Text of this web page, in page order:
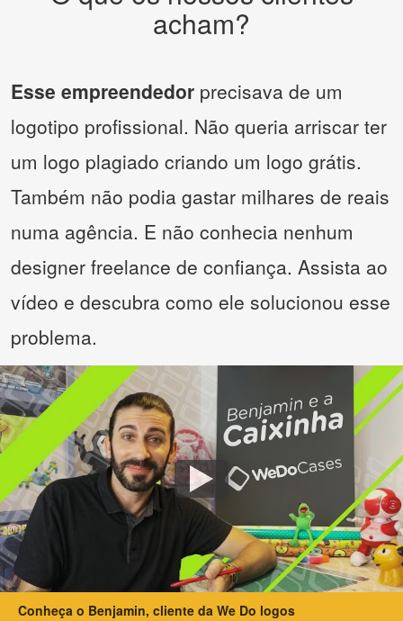
acham?
Esse empreendedor precisava de um
logotipo profissional. Não queria arriscar ter
um logo plagiado criando um logo grátis.
Também não podia gastar milhares de reais
numa agência. E não conhecia nenhum
designer freelance de confiança. Assista ao
vídeo e descubra como ele solucionou esse
problema.
Conheça o Benjamin, cliente da We Do logos